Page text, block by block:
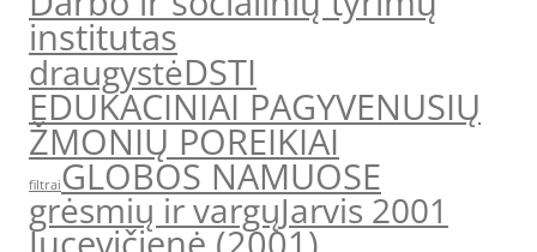
institutas
draugystėDSTI
EDUKACINIAI PAGYVENUSIŲ
ŽMONIŲ POREIKIAI
filtraiGLOBOS NAMUOSE
grėsmių ir vargųJarvis 2001